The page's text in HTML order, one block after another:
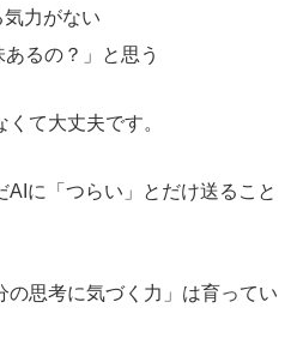
力がない
あるの？」と思う
て大丈夫です。
に「つらい」とだけ送ること
の思考に気づく力」は育ってい